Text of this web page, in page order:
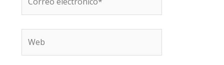
electrónico*